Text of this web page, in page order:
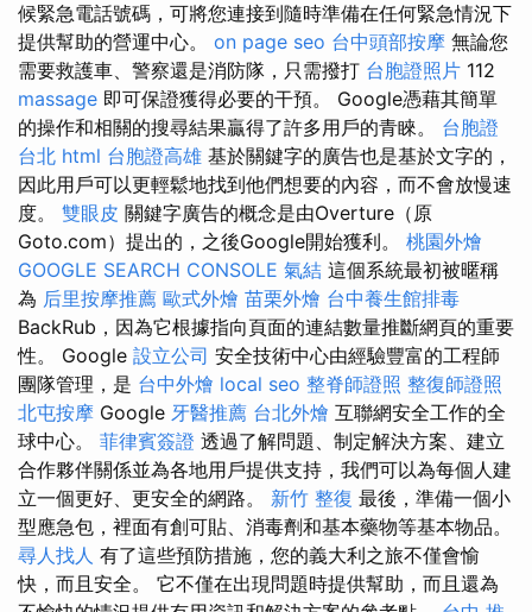
候緊急電話號碼，可將您連接到隨時準備在任何緊急情況下
提供幫助的營運中心。 on page seo 台中頭部按摩 無論您
需要救護車、警察還是消防隊，只需撥打 台胞證照片 112
massage 即可保證獲得必要的干預。 Google憑藉其簡單
的操作和相關的搜尋結果贏得了許多用戶的青睞。 台胞證
台北 html 台胞證高雄 基於關鍵字的廣告也是基於文字的，
因此用戶可以更輕鬆地找到他們想要的內容，而不會放慢速
度。 雙眼皮 關鍵字廣告的概念是由Overture（原
Goto.com）提出的，之後Google開始獲利。 桃園外燴
GOOGLE SEARCH CONSOLE 氣結 這個系統最初被暱稱
為 后里按摩推薦 歐式外燴 苗栗外燴 台中養生館排毒
BackRub，因為它根據指向頁面的連結數量推斷網頁的重要
性。 Google 設立公司 安全技術中心由經驗豐富的工程師
團隊管理，是 台中外燴 local seo 整脊師證照 整復師證照
北屯按摩 Google 牙醫推薦 台北外燴 互聯網安全工作的全
球中心。 菲律賓簽證 透過了解問題、制定解決方案、建立
合作夥伴關係並為各地用戶提供支持，我們可以為每個人建
立一個更好、更安全的網路。 新竹 整復 最後，準備一個小
型應急包，裡面有創可貼、消毒劑和基本藥物等基本物品。
尋人找人 有了這些預防措施，您的義大利之旅不僅會愉
快，而且安全。 它不僅在出現問題時提供幫助，而且還為